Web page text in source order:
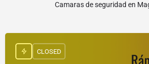
Camaras de seguridad en
CLOSED